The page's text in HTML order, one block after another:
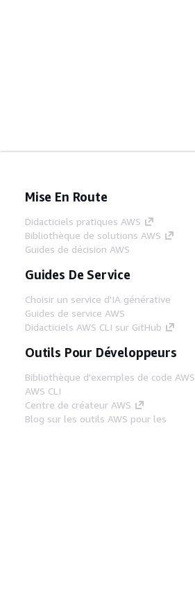
Mise En Route
Didacticiels pratiques AWS
Bibliothèque de solutions AWS
Guides de décision AWS
Guides De Service
Choisir un service d'IA générative
Guides de service AWS
Didacticiels AWS CLI sur GitHub
Outils Pour Développeurs
Bibliothèque d'exemples de code AWS
AWS CLI
Centre de créateur AWS
Blog sur les outils AWS pour les